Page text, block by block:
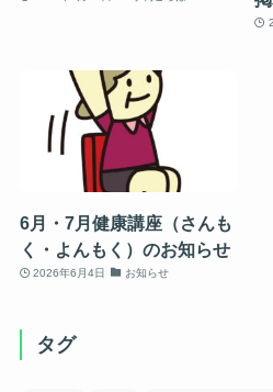
6月・7月健康講座（さんも
く・よんもく）のお知らせ
2026年6月4日 お知らせ
タグ